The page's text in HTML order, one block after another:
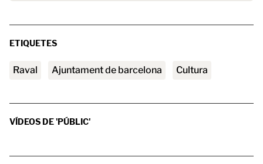
ETIQUETES
raval ajuntament de barcelona Cultura
VÍDEOS DE 'PÚBLIC'